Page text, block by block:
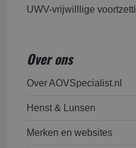
UWV-vrijwilllige
Over ons
Over AOVSpecialist.nl
Henst & Lunsen
Merken en websites